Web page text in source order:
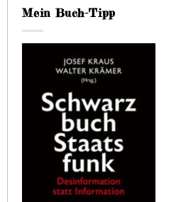
Mein Buch-Tipp